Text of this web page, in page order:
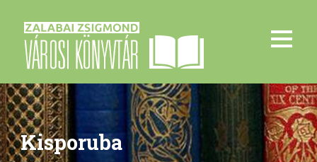
Kisporuba